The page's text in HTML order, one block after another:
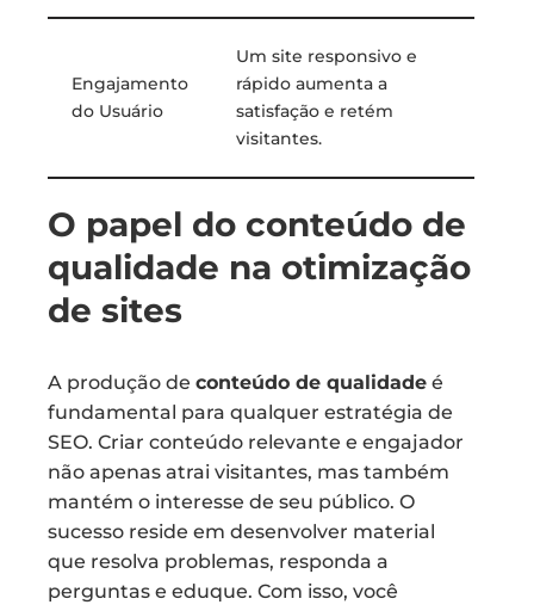
Engajamento
do Usuário
Um site responsivo e
rápido aumenta a
satisfação e retém
visitantes.
O papel do conteúdo de
qualidade na otimização
de sites
A produção de conteúdo de qualidade é
fundamental para qualquer estratégia de
SEO. Criar conteúdo relevante e engajador
não apenas atrai visitantes, mas também
mantém o interesse de seu público. O
sucesso reside em desenvolver material
que resolva problemas, responda a
perguntas e eduque. Com isso, você